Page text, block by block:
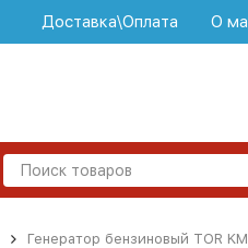
Доставка\Оплата О
Генератор бензиновый TOR